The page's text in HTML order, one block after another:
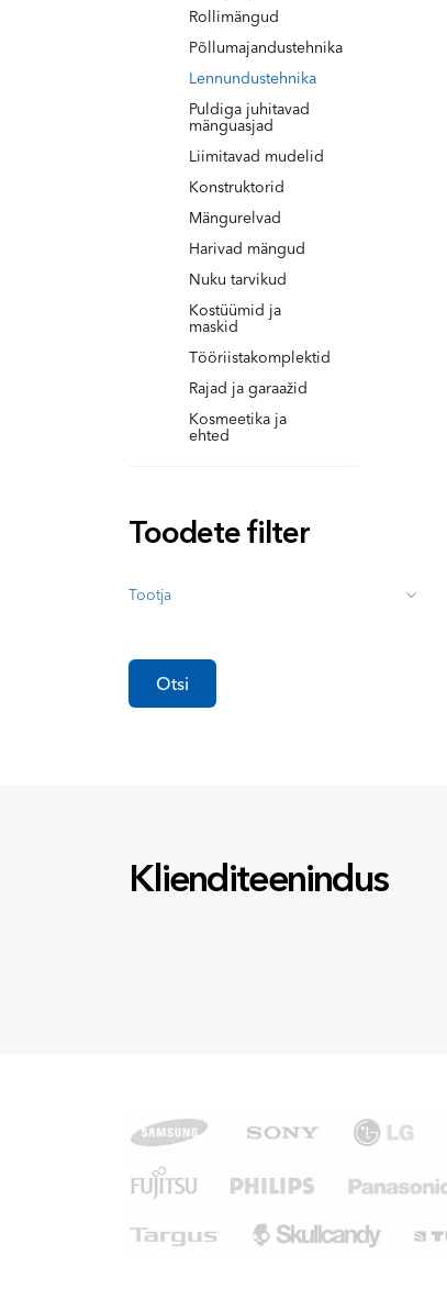
Rollimängud
Põllumajandustehnika
Lennundustehnika
Puldiga juhitavad
mänguasjad
Liimitavad mudelid
Konstruktorid
Mängurelvad
Harivad mängud
Nuku tarvikud
Kostüümid ja
maskid
Tööriistakomplektid
Rajad ja garaažid
Kosmeetika ja
ehted
Toodete filter
Tootja
Otsi
Klienditeenindus